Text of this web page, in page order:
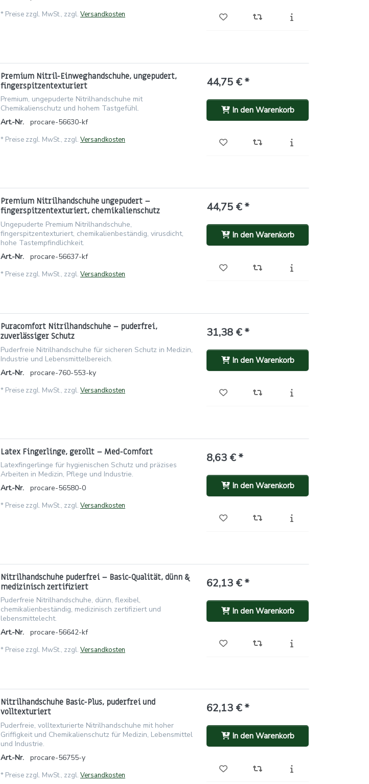
* Preise zzgl. MwSt., zzgl. Versandkosten
Premium Nitril-Einweghandschuhe, ungepudert,
fingerspitzentexturiert
Premium, ungepuderte Nitrilhandschuhe mit
Chemikalienschutz und hohem Tastgefühl.
Art.-Nr.
procare-56630-kf
* Preise zzgl. MwSt., zzgl. Versandkosten
44,75 € *
In den Warenkorb
Premium Nitrilhandschuhe ungepudert –
fingerspitzentexturiert, chemikalienschutz
Ungepuderte Premium Nitrilhandschuhe,
fingerspitzentexturiert, chemikalienbeständig, virusdicht,
hohe Tastempfindlichkeit.
Art.-Nr.
procare-56637-kf
* Preise zzgl. MwSt., zzgl. Versandkosten
44,75 € *
In den Warenkorb
Puracomfort Nitrilhandschuhe – puderfrei,
zuverlässiger Schutz
Puderfreie Nitrilhandschuhe für sicheren Schutz in Medizin,
Industrie und Lebensmittelbereich.
Art.-Nr.
procare-760-553-ky
* Preise zzgl. MwSt., zzgl. Versandkosten
31,38 € *
In den Warenkorb
Latex Fingerlinge, gerollt – Med-Comfort
Latexfingerlinge für hygienischen Schutz und präzises
Arbeiten in Medizin, Pflege und Industrie.
Art.-Nr.
procare-56580-0
* Preise zzgl. MwSt., zzgl. Versandkosten
8,63 € *
In den Warenkorb
Nitrilhandschuhe puderfrei – Basic-Qualität, dünn &
medizinisch zertifiziert
Puderfreie Nitrilhandschuhe, dünn, flexibel,
chemikalienbeständig, medizinisch zertifiziert und
lebensmittelecht.
Art.-Nr.
procare-56642-kf
* Preise zzgl. MwSt., zzgl. Versandkosten
62,13 € *
In den Warenkorb
Nitrilhandschuhe Basic-Plus, puderfrei und
volltexturiert
Puderfreie, volltexturierte Nitrilhandschuhe mit hoher
Griffigkeit und Chemikalienschutz für Medizin, Lebensmittel
und Industrie.
Art.-Nr.
procare-56755-y
* Preise zzgl. MwSt., zzgl. Versandkosten
62,13 € *
In den Warenkorb